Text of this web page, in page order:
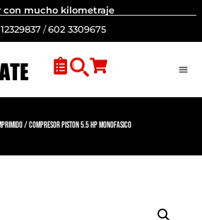
con mucho kilometraje
/602 3309675
/ Compresor piston 5.5 HP monofasico